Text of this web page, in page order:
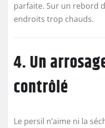
parfaite. Sur un rebord
endroits trop chauds.
4. Un
contrôlé
Le persil n’aime ni la